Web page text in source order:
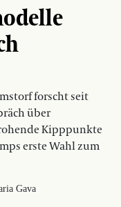
forscht seit
über
Kipppunkte
erste Wahl zum
Gava